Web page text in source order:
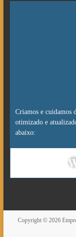
Criamos e cuidamos
otimizado e
abaixo:
Copyright © 2026